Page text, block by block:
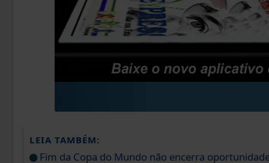
LEIA TAMBÉM:
Fim da Copa do Mundo não encerra